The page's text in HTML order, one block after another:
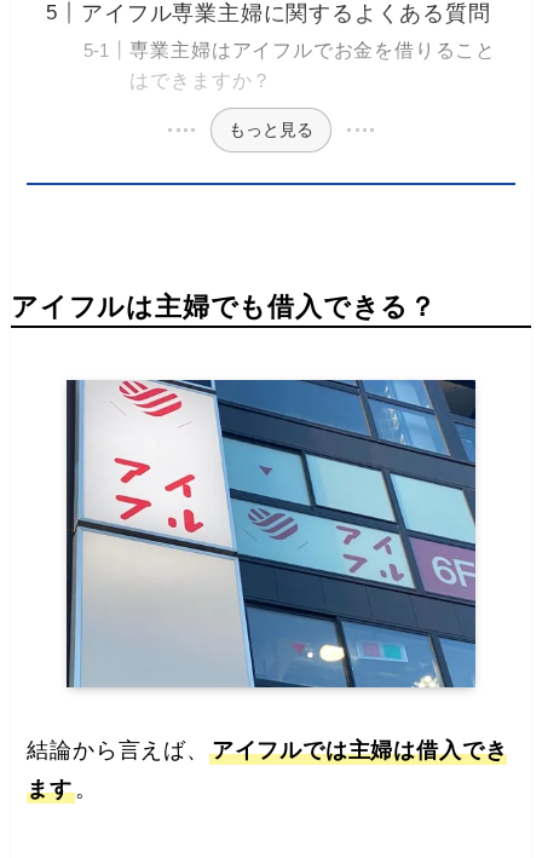
アイフル専業主婦に関するよくある質問
専業主婦はアイフルでお金を借りること
はできますか？
もっと見る
アイフルは主婦でも借入できる？
結論から言えば、 アイフルでは主婦は借入でき
ます。